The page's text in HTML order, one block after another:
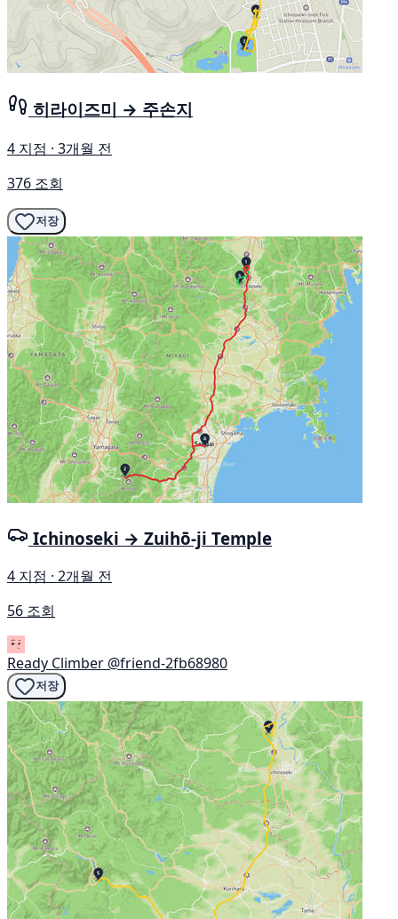
히라이즈미 → 주손지
4 지점 · 3개월 전
376 조회
저장
Ichinoseki → Zuihō-ji Temple
4 지점 · 2개월 전
56 조회
Ready Climber @friend-2fb68980
저장